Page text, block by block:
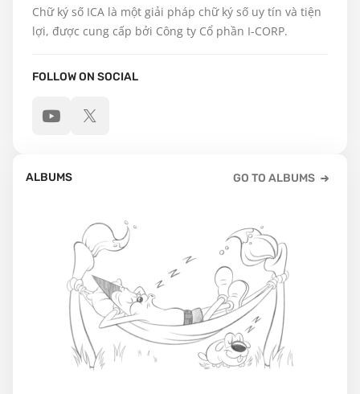
Chữ ký số ICA là một giải pháp chữ ký số uy tín và tiện
lợi, được cung cấp bởi Công ty Cổ phần I-CORP.
FOLLOW ON SOCIAL
ALBUMS GO TO ALBUMS